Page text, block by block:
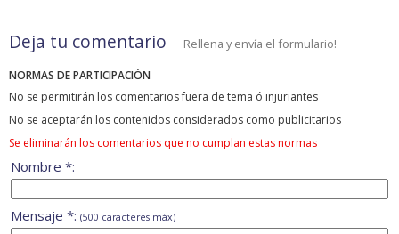
Deja tu comentario Rellena y envía el formulario!
NORMAS DE PARTICIPACIÓN
No se permitirán los comentarios fuera de tema ó injuriantes
No se aceptarán los contenidos considerados como publicitarios
Se eliminarán los comentarios que no cumplan estas normas
Nombre *:
Mensaje *: (500 caracteres máx)